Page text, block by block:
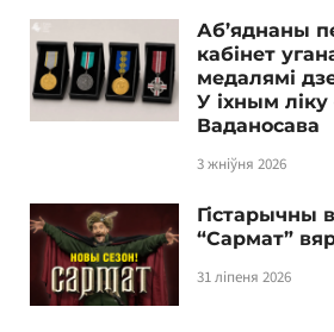
Аб’яднаны
кабінет
медалямі
У іхным
Ваданосава
3 жніўня 2026
Гістарычны
“Сармат”
31 ліпеня 2026